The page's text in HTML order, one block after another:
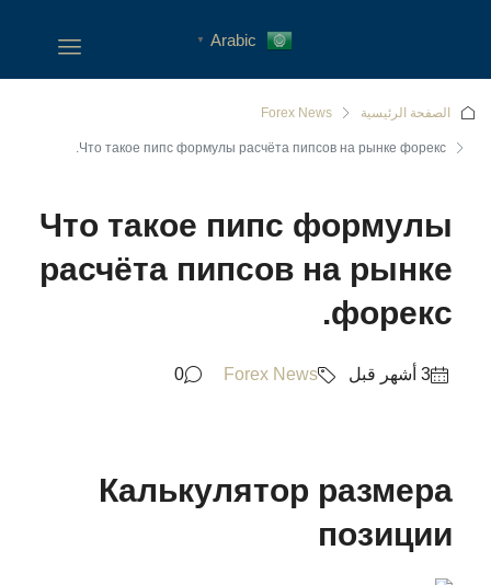
Arabic
▼
الصفحة الرئيسية Forex News
Что такое пипс формулы расчёта пипсов на рынке форекс.
Что такое пипс формулы
расчёта пипсов на рынке
форекс.
Forex News
0
Калькулятор размера
позиции